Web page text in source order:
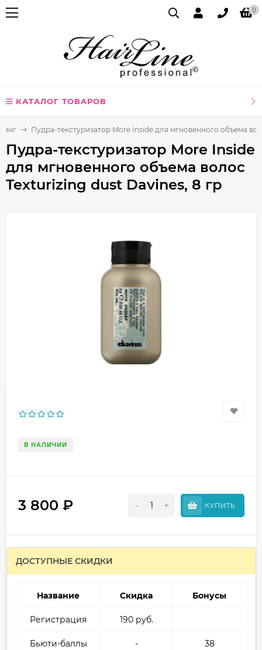
0
КАТАЛОГ ТОВАРОВ
Пудра-текстуризатор More Inside для мгновенного объема
Пудра-текстуризатор More Inside
для мгновенного объема волос
Texturizing dust Davines, 8 гр
В НАЛИЧИИ
3 800 ₽ - + КУПИТЬ
ДОСТУПНЫЕ СКИДКИ
Название Скидка Бонусы
Регистрация 190 руб.
Бьюти-баллы - 38